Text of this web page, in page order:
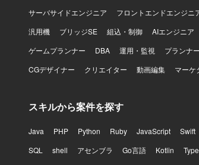
サーバサイドエンジニア フロントエンドエンジニ
汎用機
ブリッジSE 組込・制御 AIエンジニア
ゲームプランナー
DBA 運用・監視 プランナー
CGデザイナー
クリエイター 動画編集 マーケ
スキルから案件を探す
Java PHP Python Ruby JavaScript Swift
SQL
shell アセンブラ Go言語 Kotlin